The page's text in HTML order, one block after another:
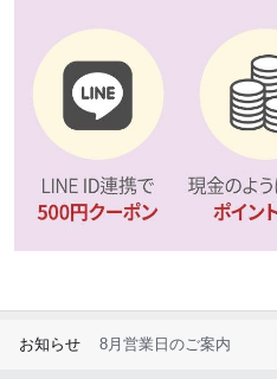
お知らせ 8月営業日のご案内